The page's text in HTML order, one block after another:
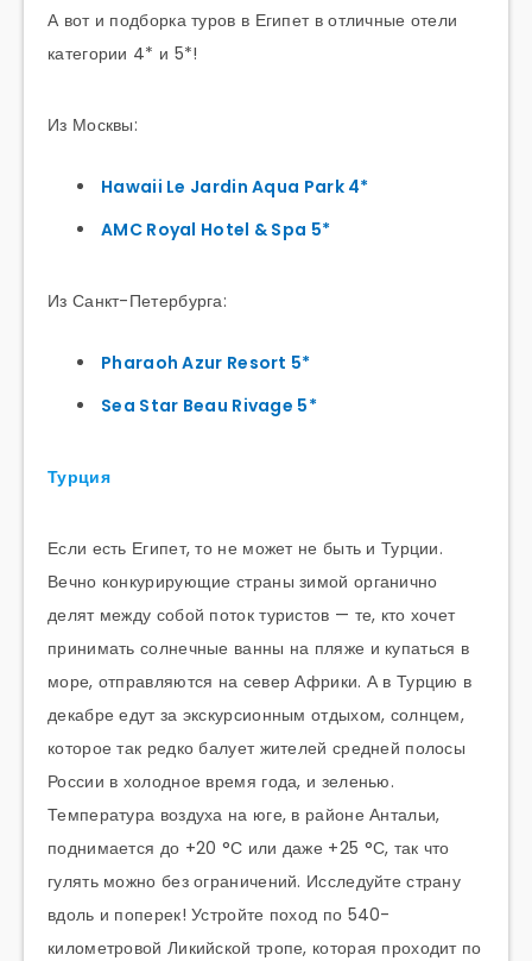
А вот и подборка туров в Египет в отличные отели
категории 4* и 5*!
Из Москвы:
Hawaii Le Jardin Aqua Park4*
AMC Royal Hotel & Spa 5*
Из Санкт-Петербурга:
Pharaoh Azur Resort 5*
Sea Star Beau Rivage 5*
Турция
Если есть Египет, то не может не быть и Турции.
Вечно конкурирующие страны зимой органично
делят между собой поток туристов — те, кто хочет
принимать солнечные ванны на пляже и купаться в
море, отправляются на север Африки. А в Турцию в
декабре едут за экскурсионным отдыхом, солнцем,
которое так редко балует жителей средней полосы
России в холодное время года, и зеленью.
Температура воздуха на юге, в районе Антальи,
поднимается до +20 °С или даже +25 °С, так что
гулять можно без ограничений. Исследуйте страну
вдоль и поперек! Устройте поход по 540-
километровой Ликийской тропе, которая проходит по